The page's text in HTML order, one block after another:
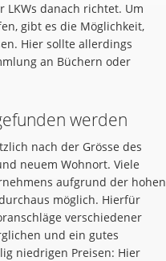
LKWs danach richtet. Um
gibt es die Möglichkeit,
Hier sollte allerdings
an Büchern oder
werden
nach der Grösse des
neuem Wohnort. Viele
aufgrund der hohen
möglich. Hierfür
verschiedener
und ein gutes
niedrigen Preisen: Hier